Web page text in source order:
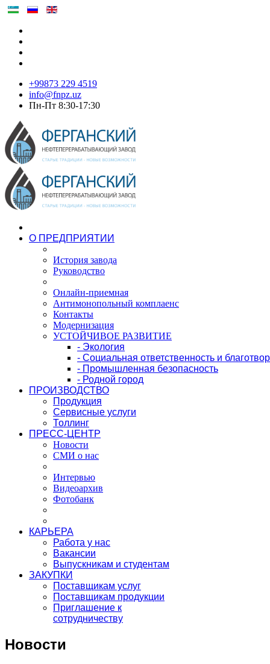
+99873 229 4519
info@fnpz.uz
Пн-Пт 8:30-17:30
О ПРЕДПРИЯТИИ
История завода
Руководство
Онлайн-приемная
Антимонопольный комплаенс
Контакты
Модернизация
УСТОЙЧИВОЕ РАЗВИТИЕ
- Экология
- Социальная ответственность и
- Промышленная безопасность
- Родной город
ПРОИЗВОДСТВО
Продукция
Сервисные услуги
Толлинг
ПРЕСС-ЦЕНТР
Новости
СМИ о нас
Интервью
Видеоархив
Фотобанк
КАРЬЕРА
Работа у нас
Вакансии
Выпускникам и студентам
ЗАКУПКИ
Поставщикам услуг
Поставщикам продукции
Приглашение к
сотрудничеству
Новости